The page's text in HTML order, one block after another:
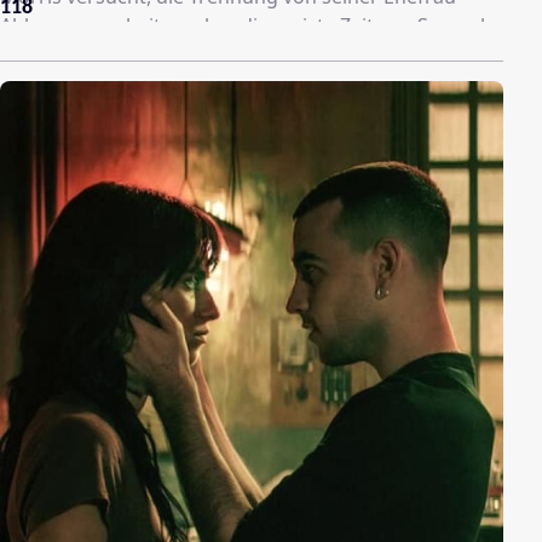
Abby zu verarbeiten, aber die meiste Zeit von Samuel
L. Jackson träumt. Auf einer spanischen Farm kümmert
sich der Besitzer Vincent Saccione etwas zu sehr um
den Sohn und die Frau seines Angestellten Javier
Gonzalez. Und Dylan tritt an ihrem 21. Geburtstag mit
ihrer Metal-Band auf, legt sich dann aber mit einem
Flaschenwerfer aus dem Publikum an und trifft später
auf einer Bank am Straßenrand auf ihre große Liebe.
118